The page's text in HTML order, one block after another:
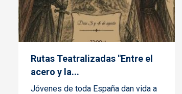
Rutas Teatralizadas "Entre el
acero y la...
Jóvenes de toda España dan vida a